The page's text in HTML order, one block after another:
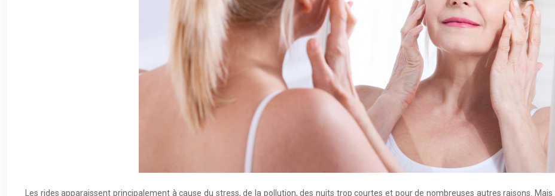
Les rides apparaissent principalement à cause du stress, de la pollution, des nuits trop courtes et pour de nombreuses autres raisons.